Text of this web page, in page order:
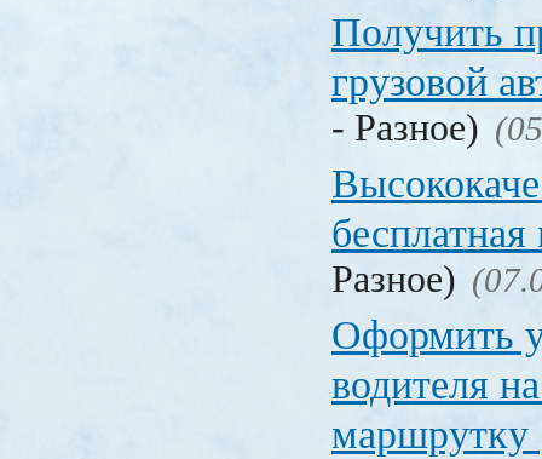
Получить
грузовой
- Разное)
Разное)
Оформить
водителя
маршрутку